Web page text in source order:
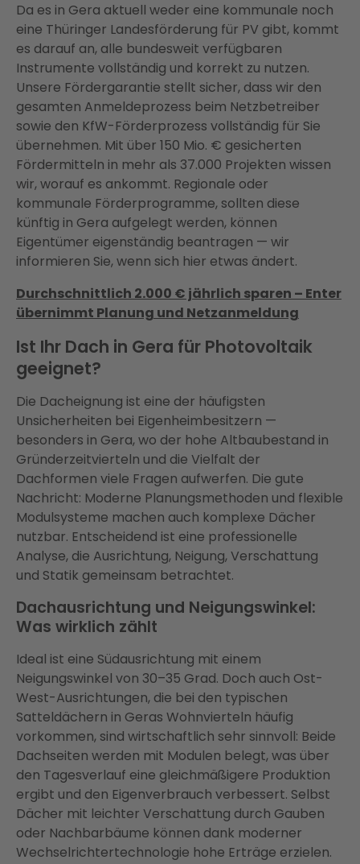
Da es in Gera aktuell weder eine kommunale noch
eine Thüringer Landesförderung für PV gibt, kommt
es darauf an, alle bundesweit verfügbaren
Instrumente vollständig und korrekt zu nutzen.
Unsere Fördergarantie stellt sicher, dass wir den
gesamten Anmeldeprozess beim Netzbetreiber
sowie den KfW-Förderprozess vollständig für Sie
übernehmen. Mit über 150 Mio. € gesicherten
Fördermitteln in mehr als 37.000 Projekten wissen
wir, worauf es ankommt. Regionale oder
kommunale Förderprogramme, sollten diese
künftig in Gera aufgelegt werden, können
Eigentümer eigenständig beantragen — wir
informieren Sie, wenn sich hier etwas ändert.
Durchschnittlich 2.000 € jährlich sparen – Enter
übernimmt Planung und Netzanmeldung
Ist Ihr Dach in Gera für Photovoltaik
geeignet?
Die Dacheignung ist eine der häufigsten
Unsicherheiten bei Eigenheimbesitzern —
besonders in Gera, wo der hohe Altbaubestand in
Gründerzeitvierteln und die Vielfalt der
Dachformen viele Fragen aufwerfen. Die gute
Nachricht: Moderne Planungsmethoden und flexible
Modulsysteme machen auch komplexe Dächer
nutzbar. Entscheidend ist eine professionelle
Analyse, die Ausrichtung, Neigung, Verschattung
und Statik gemeinsam betrachtet.
Dachausrichtung und Neigungswinkel:
Was wirklich zählt
Ideal ist eine Südausrichtung mit einem
Neigungswinkel von 30–35 Grad. Doch auch Ost-
West-Ausrichtungen, die bei den typischen
Satteldächern in Geras Wohnvierteln häufig
vorkommen, sind wirtschaftlich sehr sinnvoll: Beide
Dachseiten werden mit Modulen belegt, was über
den Tagesverlauf eine gleichmäßigere Produktion
ergibt und den Eigenverbrauch verbessert. Selbst
Dächer mit leichter Verschattung durch Gauben
oder Nachbarbäume können dank moderner
Wechselrichtertechnologie hohe Erträge erzielen.